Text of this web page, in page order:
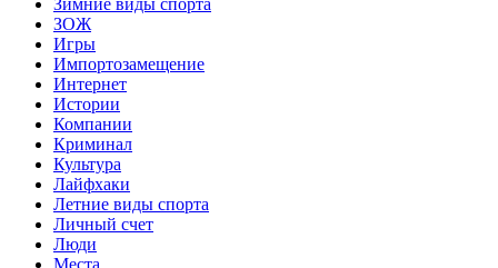
Зимние виды спорта
ЗОЖ
Игры
Импортозамещение
Интернет
Истории
Компании
Криминал
Культура
Лайфхаки
Летние виды спорта
Личный счет
Люди